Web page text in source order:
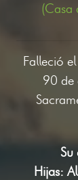
(Casa
Falleció
90 de
Su
Hijas: